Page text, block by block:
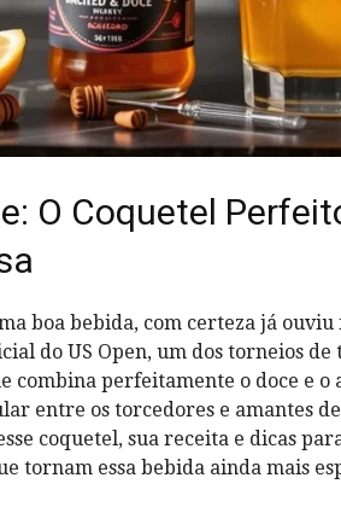
O Coquetel
boa bebida, com certeza já
do US Open, um dos torneios de
combina perfeitamente o doce e o
entre os torcedores e amantes
coquetel, sua receita e dicas
tornam essa bebida ainda mais